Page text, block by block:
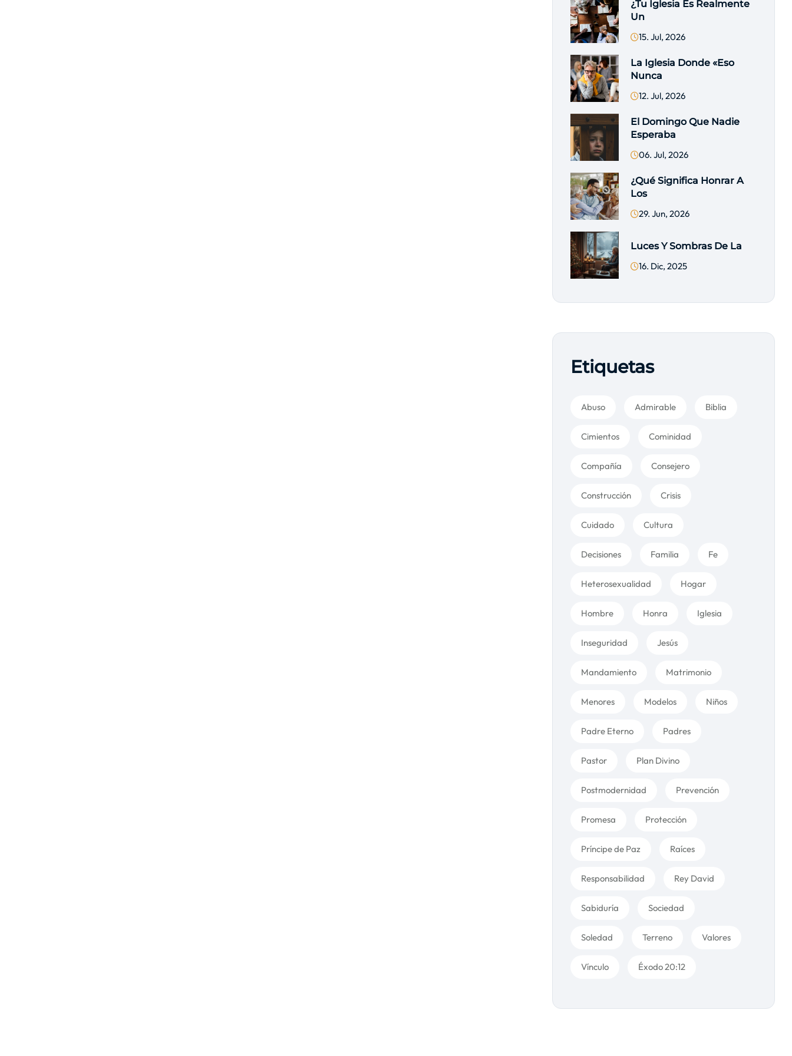
¿Tu Iglesia Es Realmente
Un
15. Jul, 2026
La Iglesia Donde «eso
Nunca
12. Jul, 2026
El Domingo Que Nadie
Esperaba
06. Jul, 2026
¿Qué Significa Honrar A
Los
29. Jun, 2026
Luces Y Sombras De La
16. Dic, 2025
Etiquetas
Abuso Admirable Biblia
Cimientos Cominidad
Compañía Consejero
Construcción Crisis
Cuidado Cultura
Decisiones Familia Fe
Heterosexualidad Hogar
Hombre Honra Iglesia
Inseguridad Jesús
Mandamiento Matrimonio
Menores Modelos Niños
Padre Eterno Padres
Pastor Plan Divino
Postmodernidad Prevención
Promesa Protección
Príncipe de Paz Raíces
Responsabilidad Rey David
Sabiduría Sociedad
Soledad Terreno Valores
Vínculo Éxodo 20:12